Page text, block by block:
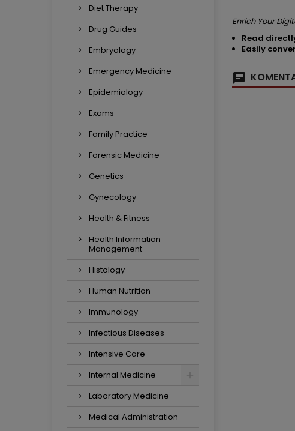
Diet Therapy
Drug Guides
Embryology
Emergency Medicine
Epidemiology
Exams
Family Practice
Forensic Medicine
Genetics
Gynecology
Health & Fitness
Health Information
Management
Histology
Human Nutrition
Immunology
Infectious Diseases
Intensive Care
Internal Medicine
Laboratory Medicine
Medical Administration
Enrich Your
Read
Easily